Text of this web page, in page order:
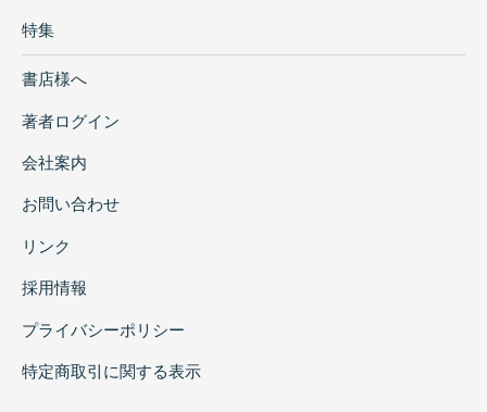
特集
書店様へ
著者ログイン
会社案内
お問い合わせ
リンク
採用情報
プライバシーポリシー
特定商取引に関する表示